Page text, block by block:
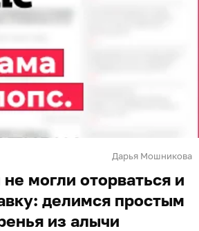
Дарья Мошникова
могли оторваться и
делимся простым
из алычи